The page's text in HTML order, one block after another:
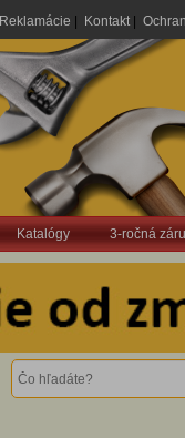
Reklamácie Kontakt|
Katalógy 3-ročná